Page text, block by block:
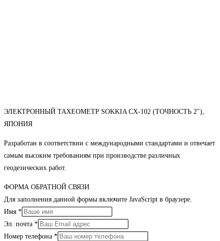
ЭЛЕКТРОННЫЙ ТАХЕОМЕТР SOKKIA CX-102 (ТОЧНОСТЬ 2"),
ЯПОНИЯ
Разработан в соответствии с международными стандартами и отвечает
самым высоким требованиям при производстве различных
геодезических работ.
ФОРМА ОБРАТНОЙ СВЯЗИ
Для заполнения данной формы включите JavaScript в браузере.
Имя *
Эл. почта *
Номер телефона *